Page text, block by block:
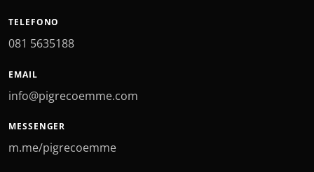
TELEFONO
081 5635188
EMAIL
info@pigrecoemme.com
MESSENGER
m.me/pigrecoemme